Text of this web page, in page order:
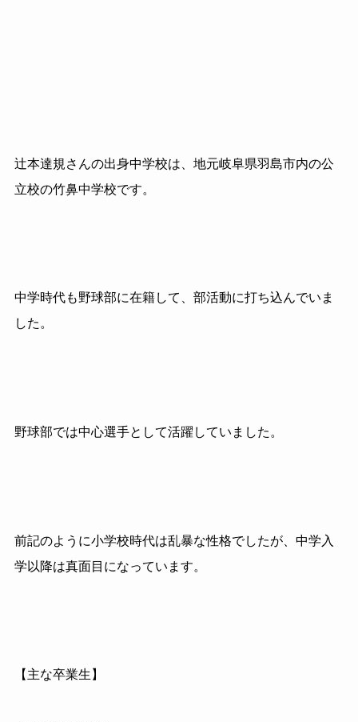
辻本達規さんの出身中学校は、地元岐阜県羽島市内の公
立校の竹鼻中学校です。
中学時代も野球部に在籍して、部活動に打ち込んでいま
した。
野球部では中心選手として活躍していました。
前記のように小学校時代は乱暴な性格でしたが、中学入
学以降は真面目になっています。
【主な卒業生】